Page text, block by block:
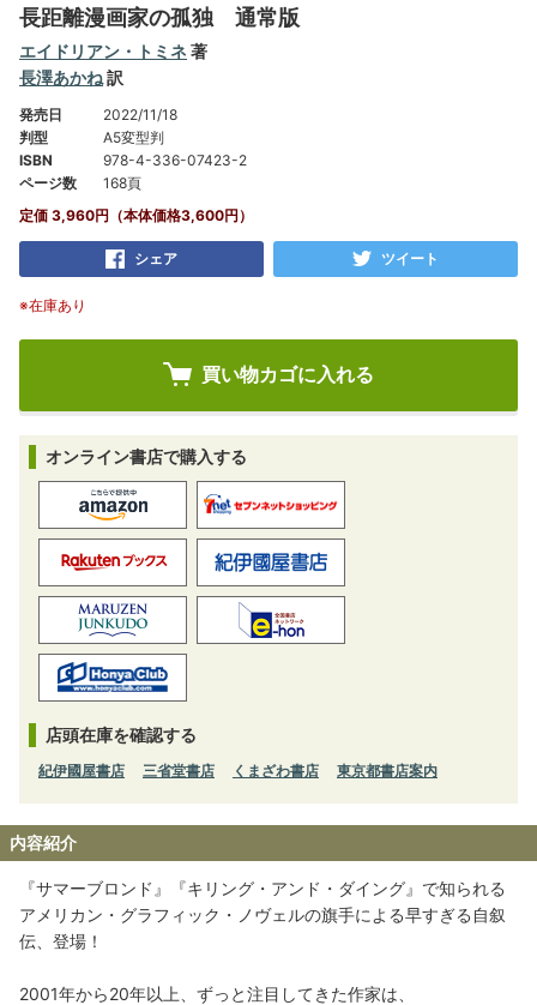
長距離漫画家の孤独 通常版
エイドリアン・トミネ 著
長澤あかね訳
発売日
2022/11/18
判型
A5変型判
ISBN
978-4-336-07423-2
ページ数
168頁
定価 3,960円（本体価格3,600円）
シェア ツイート
※在庫あり
オンライン書店で購入する
店頭在庫を確認する
紀伊國屋書店 三省堂書店 くまざわ書店 東京都書店案内
内容紹介
『サマーブロンド』『キリング・アンド・ダイング』で知られる
アメリカン・グラフィック・ノヴェルの旗手による早すぎる自叙
伝、登場！
2001年から20年以上、ずっと注目してきた作家は、